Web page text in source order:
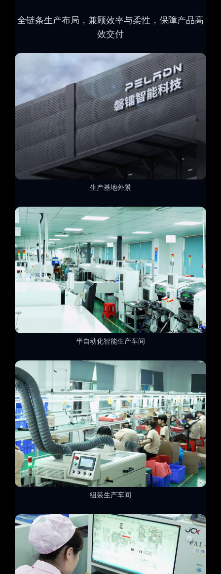
全链条生产布局，兼顾效率与柔性，保障产品高
效交付
生产基地外景
半自动化智能生产车间
组装生产车间